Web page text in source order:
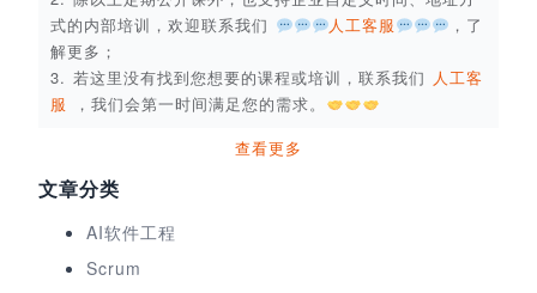
式的内部培训，欢迎联系我们
人工客服
，了
解更多；
3. 若这里没有找到您想要的课程或培训，联系我们 人工客
服
，我们会第一时间满足您的需求。
查看更多
文章分类
AI软件工程
Scrum